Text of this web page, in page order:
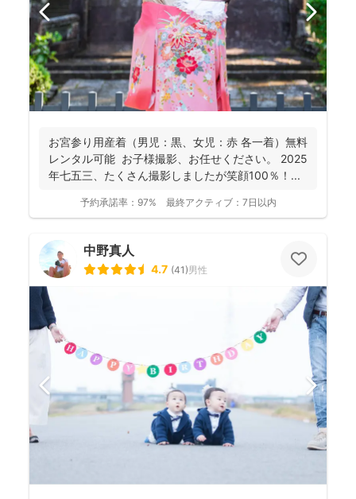
お宮参り用産着（男児：黒、女児：赤 各一着）無料
レンタル可能 お子様撮影、お任せください。 2025
年七五三、たくさん撮影しましたが笑顔100％！...
予約承諾率： 97% 最終アクティブ： 7日以内
中野真人
4.7 (41)男性